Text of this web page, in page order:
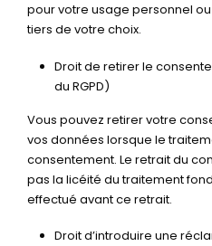
pour votre usage personnel
tiers de votre choix.
Droit de retirer le
du RGPD)
Vous pouvez retirer votre
vos données lorsque le
consentement. Le retrait du
pas la licéité du traitement
effectué avant ce retrait.
Droit d’introduire une